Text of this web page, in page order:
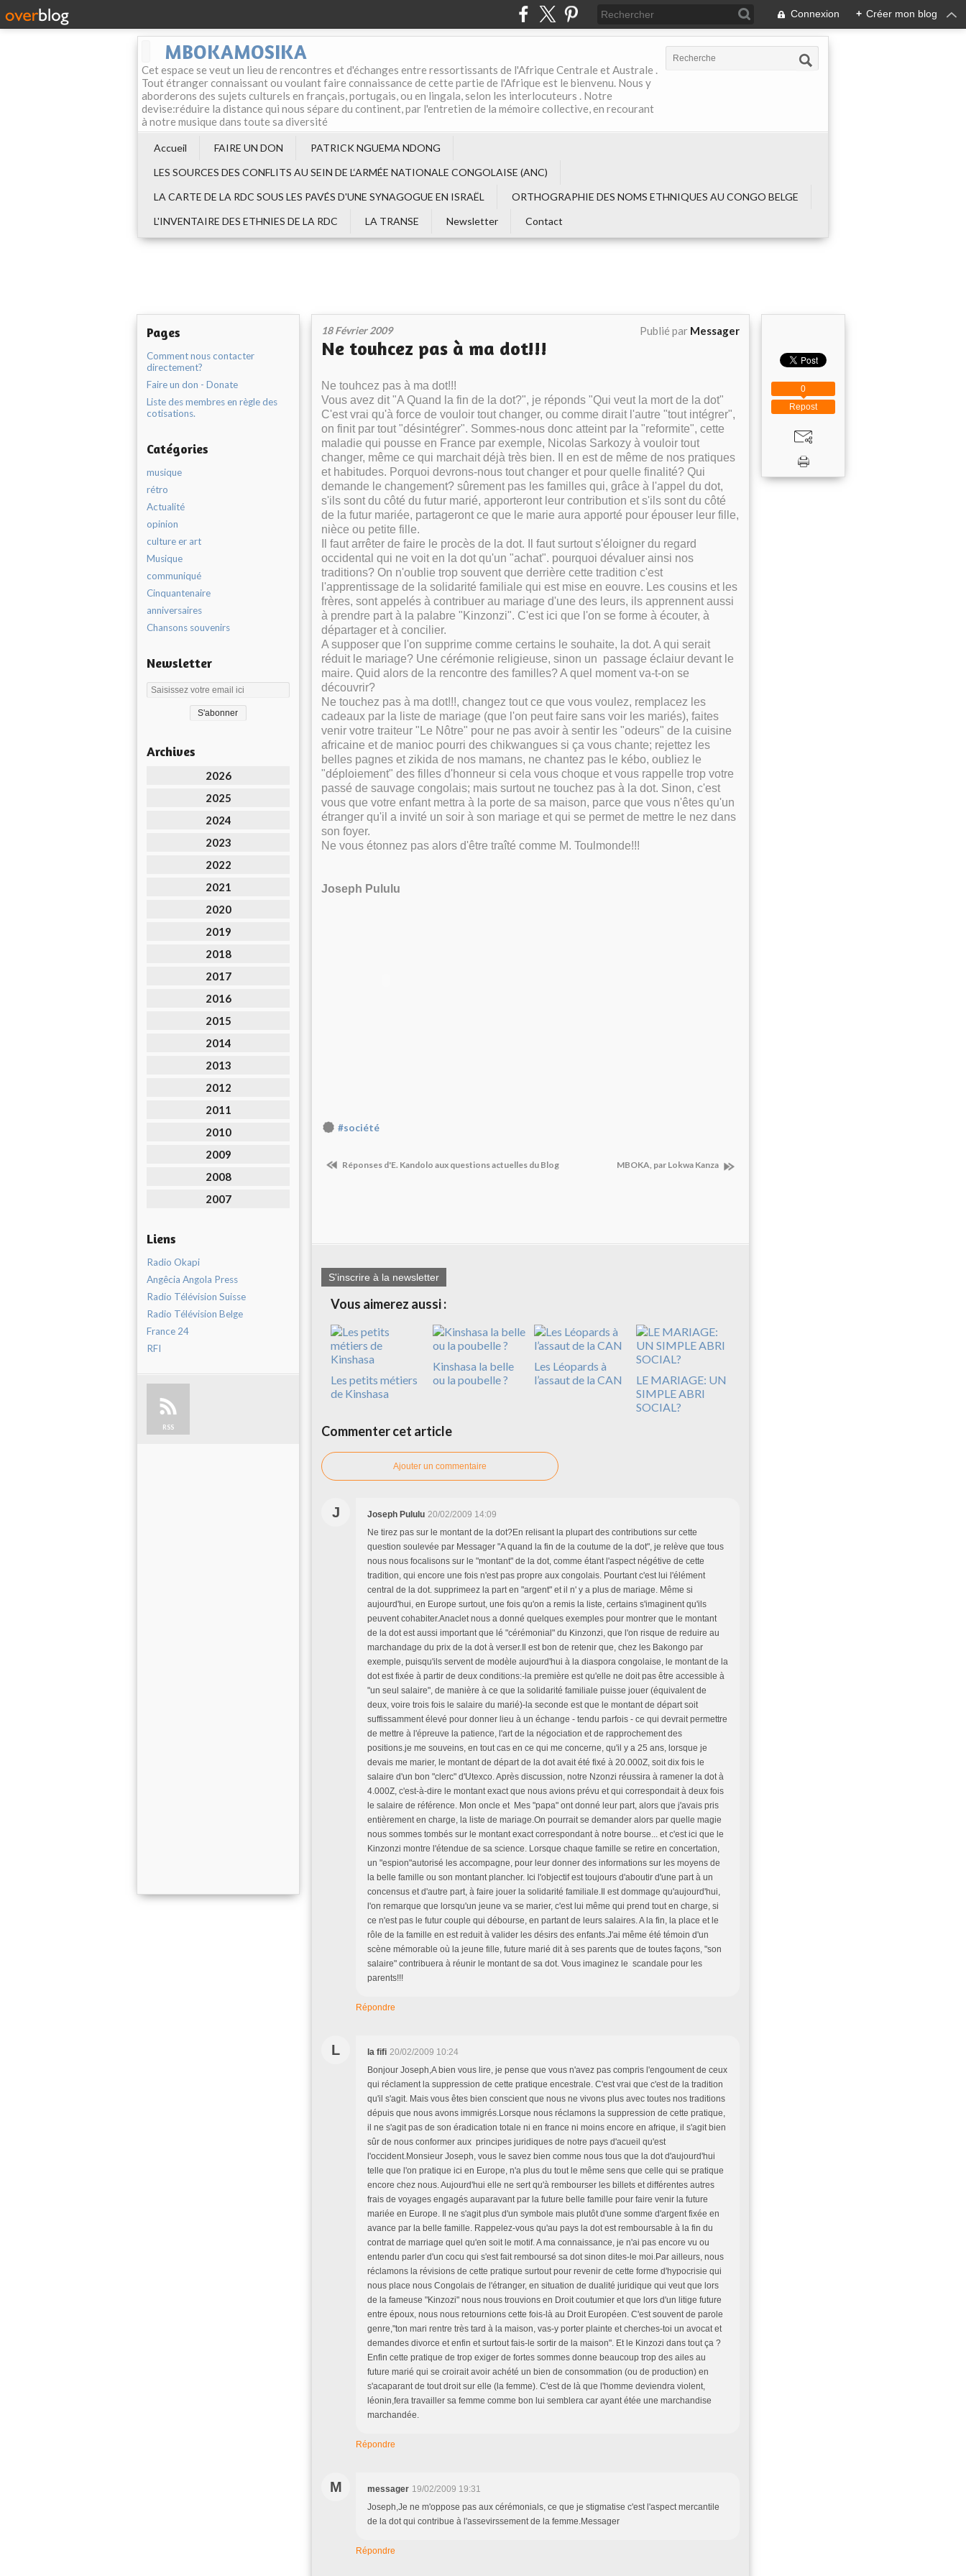
Connexion + Créer mon blog
MBOKAMOSIKA
Cet espace se veut un lieu de rencontres et d'échanges entre ressortissants de l'Afrique Centrale et Australe .
Tout étranger connaissant ou voulant faire connaissance de cette partie de l'Afrique est le bienvenu. Nous y
aborderons des sujets culturels en français, portugais, ou en lingala, selon les interlocuteurs . Notre
devise:réduire la distance qui nous sépare du continent, par l'entretien de la mémoire collective, en recourant
à notre musique dans toute sa diversité
Accueil FAIRE UN DON
PATRICK NGUEMA NDONG
LES SOURCES DES CONFLITS AU SEIN DE L‘ARMÉE NATIONALE CONGOLAISE (ANC)
LA CARTE DE LA RDC SOUS LES PAVÉS D'UNE SYNAGOGUE EN ISRAËL
ORTHOGRAPHIE DES NOMS ETHNIQUES AU CONGO BELGE
L'INVENTAIRE DES ETHNIES DE LA RDC
LA TRANSE Newsletter Contact
Pages
Comment nous contacter
directement?
Faire un don - Donate
Liste des membres en règle des
cotisations.
Catégories
musique
rétro
Actualité
opinion
culture er art
Musique
communiqué
Cinquantenaire
anniversaires
Chansons souvenirs
Newsletter
Archives
2026
2025
2024
2023
2022
2021
2020
2019
2018
2017
2016
2015
2014
2013
2012
2011
2010
2009
2008
2007
Liens
Radio Okapi
Angêcia Angola Press
Radio Télévision Suisse
Radio Télévision Belge
France 24
RFI
RSS
18 Février 2009 Publié par Messager
Ne touhcez pas à ma dot!!!
Ne touhcez pas à ma dot!!!
Vous avez dit "A Quand la fin de la dot?", je réponds "Qui veut la mort de la dot"
C'est vrai qu'à force de vouloir tout changer, ou comme dirait l'autre "tout intégrer",
on finit par tout "désintégrer". Sommes-nous donc atteint par la "reformite", cette
maladie qui pousse en France par exemple, Nicolas Sarkozy à vouloir tout
changer, même ce qui marchait déjà très bien. Il en est de même de nos pratiques
et habitudes. Porquoi devrons-nous tout changer et pour quelle finalité? Qui
demande le changement? sûrement pas les familles qui, grâce à l'appel du dot,
s'ils sont du côté du futur marié, apporteront leur contribution et s'ils sont du côté
de la futur mariée, partageront ce que le marie aura apporté pour épouser leur fille,
nièce ou petite fille.
Il faut arrêter de faire le procès de la dot. Il faut surtout s'éloigner du regard
occidental qui ne voit en la dot qu'un "achat". pourquoi dévaluer ainsi nos
traditions? On n'oublie trop souvent que derrière cette tradition c'est
l'apprentissage de la solidarité familiale qui est mise en eouvre. Les cousins et les
frères, sont appelés à contribuer au mariage d'une des leurs, ils apprennent aussi
à prendre part à la palabre "Kinzonzi". C'est ici que l'on se forme à écouter, à
départager et à concilier.
A supposer que l'on supprime comme certains le souhaite, la dot. A qui serait
réduit le mariage? Une cérémonie religieuse, sinon un passage éclaiur devant le
maire. Quid alors de la rencontre des familles? A quel moment va-t-on se
découvrir?
Ne touchez pas à ma dot!!!, changez tout ce que vous voulez, remplacez les
cadeaux par la liste de mariage (que l'on peut faire sans voir les mariés), faites
venir votre traiteur "Le Nôtre" pour ne pas avoir à sentir les "odeurs" de la cuisine
africaine et de manioc pourri des chikwangues si ça vous chante; rejettez les
belles pagnes et zikida de nos mamans, ne chantez pas le kébo, oubliez le
"déploiement" des filles d'honneur si cela vous choque et vous rappelle trop votre
passé de sauvage congolais; mais surtout ne touchez pas à la dot. Sinon, c'est
vous que votre enfant mettra à la porte de sa maison, parce que vous n'êtes qu'un
étranger qu'il a invité un soir à son mariage et qui se permet de mettre le nez dans
son foyer.
Ne vous étonnez pas alors d'être traîté comme M. Toulmonde!!!
Joseph Pululu
#société
Réponses d'E. Kandolo aux questions actuelles du Blog MBOKA, par Lokwa Kanza
S'inscrire à la newsletter
Vous aimerez aussi :
Les petits métiers
de Kinshasa
Kinshasa la belle
ou la poubelle ?
Les Léopards à
l’assaut de la CAN
LE MARIAGE: UN
SIMPLE ABRI
SOCIAL?
Commenter cet article
Ajouter un commentaire
J Joseph Pululu 20/02/2009 14:09
Ne tirez pas sur le montant de la dot?En relisant la plupart des contributions sur cette
question soulevée par Messager "A quand la fin de la coutume de la dot", je relève que tous
nous nous focalisons sur le "montant" de la dot, comme étant l'aspect négétive de cette
tradition, qui encore une fois n'est pas propre aux congolais. Pourtant c'est lui l'élément
central de la dot. supprimeez la part en "argent" et il n' y a plus de mariage. Même si
aujourd'hui, en Europe surtout, une fois qu'on a remis la liste, certains s'imaginent qu'ils
peuvent cohabiter.Anaclet nous a donné quelques exemples pour montrer que le montant
de la dot est aussi important que lé "cérémonial" du Kinzonzi, que l'on risque de reduire au
marchandage du prix de la dot à verser.Il est bon de retenir que, chez les Bakongo par
exemple, puisqu'ils servent de modèle aujourd'hui à la diaspora congolaise, le montant de la
dot est fixée à partir de deux conditions:-la première est qu'elle ne doit pas être accessible à
"un seul salaire", de manière à ce que la solidarité familiale puisse jouer (équivalent de
deux, voire trois fois le salaire du marié)-la seconde est que le montant de départ soit
suffissamment élevé pour donner lieu à un échange - tendu parfois - ce qui devrait permettre
de mettre à l'épreuve la patience, l'art de la négociation et de rapprochement des
positions.je me souveins, en tout cas en ce qui me concerne, qu'il y a 25 ans, lorsque je
devais me marier, le montant de départ de la dot avait été fixé à 20.000Z, soit dix fois le
salaire d'un bon "clerc" d'Utexco. Après discussion, notre Nzonzi réussira à ramener la dot à
4.000Z, c'est-à-dire le montant exact que nous avions prévu et qui correspondait à deux fois
le salaire de référence. Mon oncle et Mes "papa" ont donné leur part, alors que j'avais pris
entièrement en charge, la liste de mariage.On pourrait se demander alors par quelle magie
nous sommes tombés sur le montant exact correspondant à notre bourse... et c'est ici que le
Kinzonzi montre l'étendue de sa science. Lorsque chaque famille se retire en concertation,
un "espion"autorisé les accompagne, pour leur donner des informations sur les moyens de
la belle famille ou son montant plancher. Ici l'objectif est toujours d'aboutir d'une part à un
concensus et d'autre part, à faire jouer la solidarité familiale.Il est dommage qu'aujourd'hui,
l'on remarque que lorsqu'un jeune va se marier, c'est lui même qui prend tout en charge, si
ce n'est pas le futur couple qui débourse, en partant de leurs salaires. A la fin, la place et le
rôle de la famille en est reduit à valider les désirs des enfants.J'ai même été témoin d'un
scène mémorable où la jeune fille, future marié dit à ses parents que de toutes façons, "son
salaire" contribuera à réunir le montant de sa dot. Vous imaginez le scandale pour les
parents!!!
Répondre
L la fifi 20/02/2009 10:24
Bonjour Joseph,A bien vous lire, je pense que vous n'avez pas compris l'engoument de ceux
qui réclament la suppression de cette pratique encestrale. C'est vrai que c'est de la tradition
qu'il s'agit. Mais vous êtes bien conscient que nous ne vivons plus avec toutes nos traditions
dépuis que nous avons immigrés.Lorsque nous réclamons la suppression de cette pratique,
il ne s'agit pas de son éradication totale ni en france ni moins encore en afrique, il s'agit bien
sûr de nous conformer aux principes juridiques de notre pays d'acueil qu'est
l'occident.Monsieur Joseph, vous le savez bien comme nous tous que la dot d'aujourd'hui
telle que l'on pratique ici en Europe, n'a plus du tout le même sens que celle qui se pratique
encore chez nous. Aujourd'hui elle ne sert qu'à rembourser les billets et différentes autres
frais de voyages engagés auparavant par la future belle famille pour faire venir la future
mariée en Europe. Il ne s'agit plus d'un symbole mais plutôt d'une somme d'argent fixée en
avance par la belle famille. Rappelez-vous qu'au pays la dot est remboursable à la fin du
contrat de marriage quel qu'en soit le motif. A ma connaissance, je n'ai pas encore vu ou
entendu parler d'un cocu qui s'est fait remboursé sa dot sinon dites-le moi.Par ailleurs, nous
réclamons la révisions de cette pratique surtout pour revenir de cette forme d'hypocrisie qui
nous place nous Congolais de l'étranger, en situation de dualité juridique qui veut que lors
de la fameuse "Kinzozi" nous nous trouvions en Droit coutumier et que lors d'un litige future
entre époux, nous nous retournions cette fois-là au Droit Européen. C'est souvent de parole
genre,"ton mari rentre très tard à la maison, vas-y porter plainte et cherches-toi un avocat et
demandes divorce et enfin et surtout fais-le sortir de la maison". Et le Kinzozi dans tout ça ?
Enfin cette pratique de trop exiger de fortes sommes donne beaucoup trop des ailes au
future marié qui se croirait avoir achété un bien de consommation (ou de production) en
s'acaparant de tout droit sur elle (la femme). C'est de là que l'homme deviendra violent,
léonin,fera travailler sa femme comme bon lui semblera car ayant étée une marchandise
marchandée.
Répondre
M messager 19/02/2009 19:31
Joseph,Je ne m'oppose pas aux cérémonials, ce que je stigmatise c'est l'aspect mercantile
de la dot qui contribue à l'assevirssement de la femme.Messager
Répondre
Repost
0